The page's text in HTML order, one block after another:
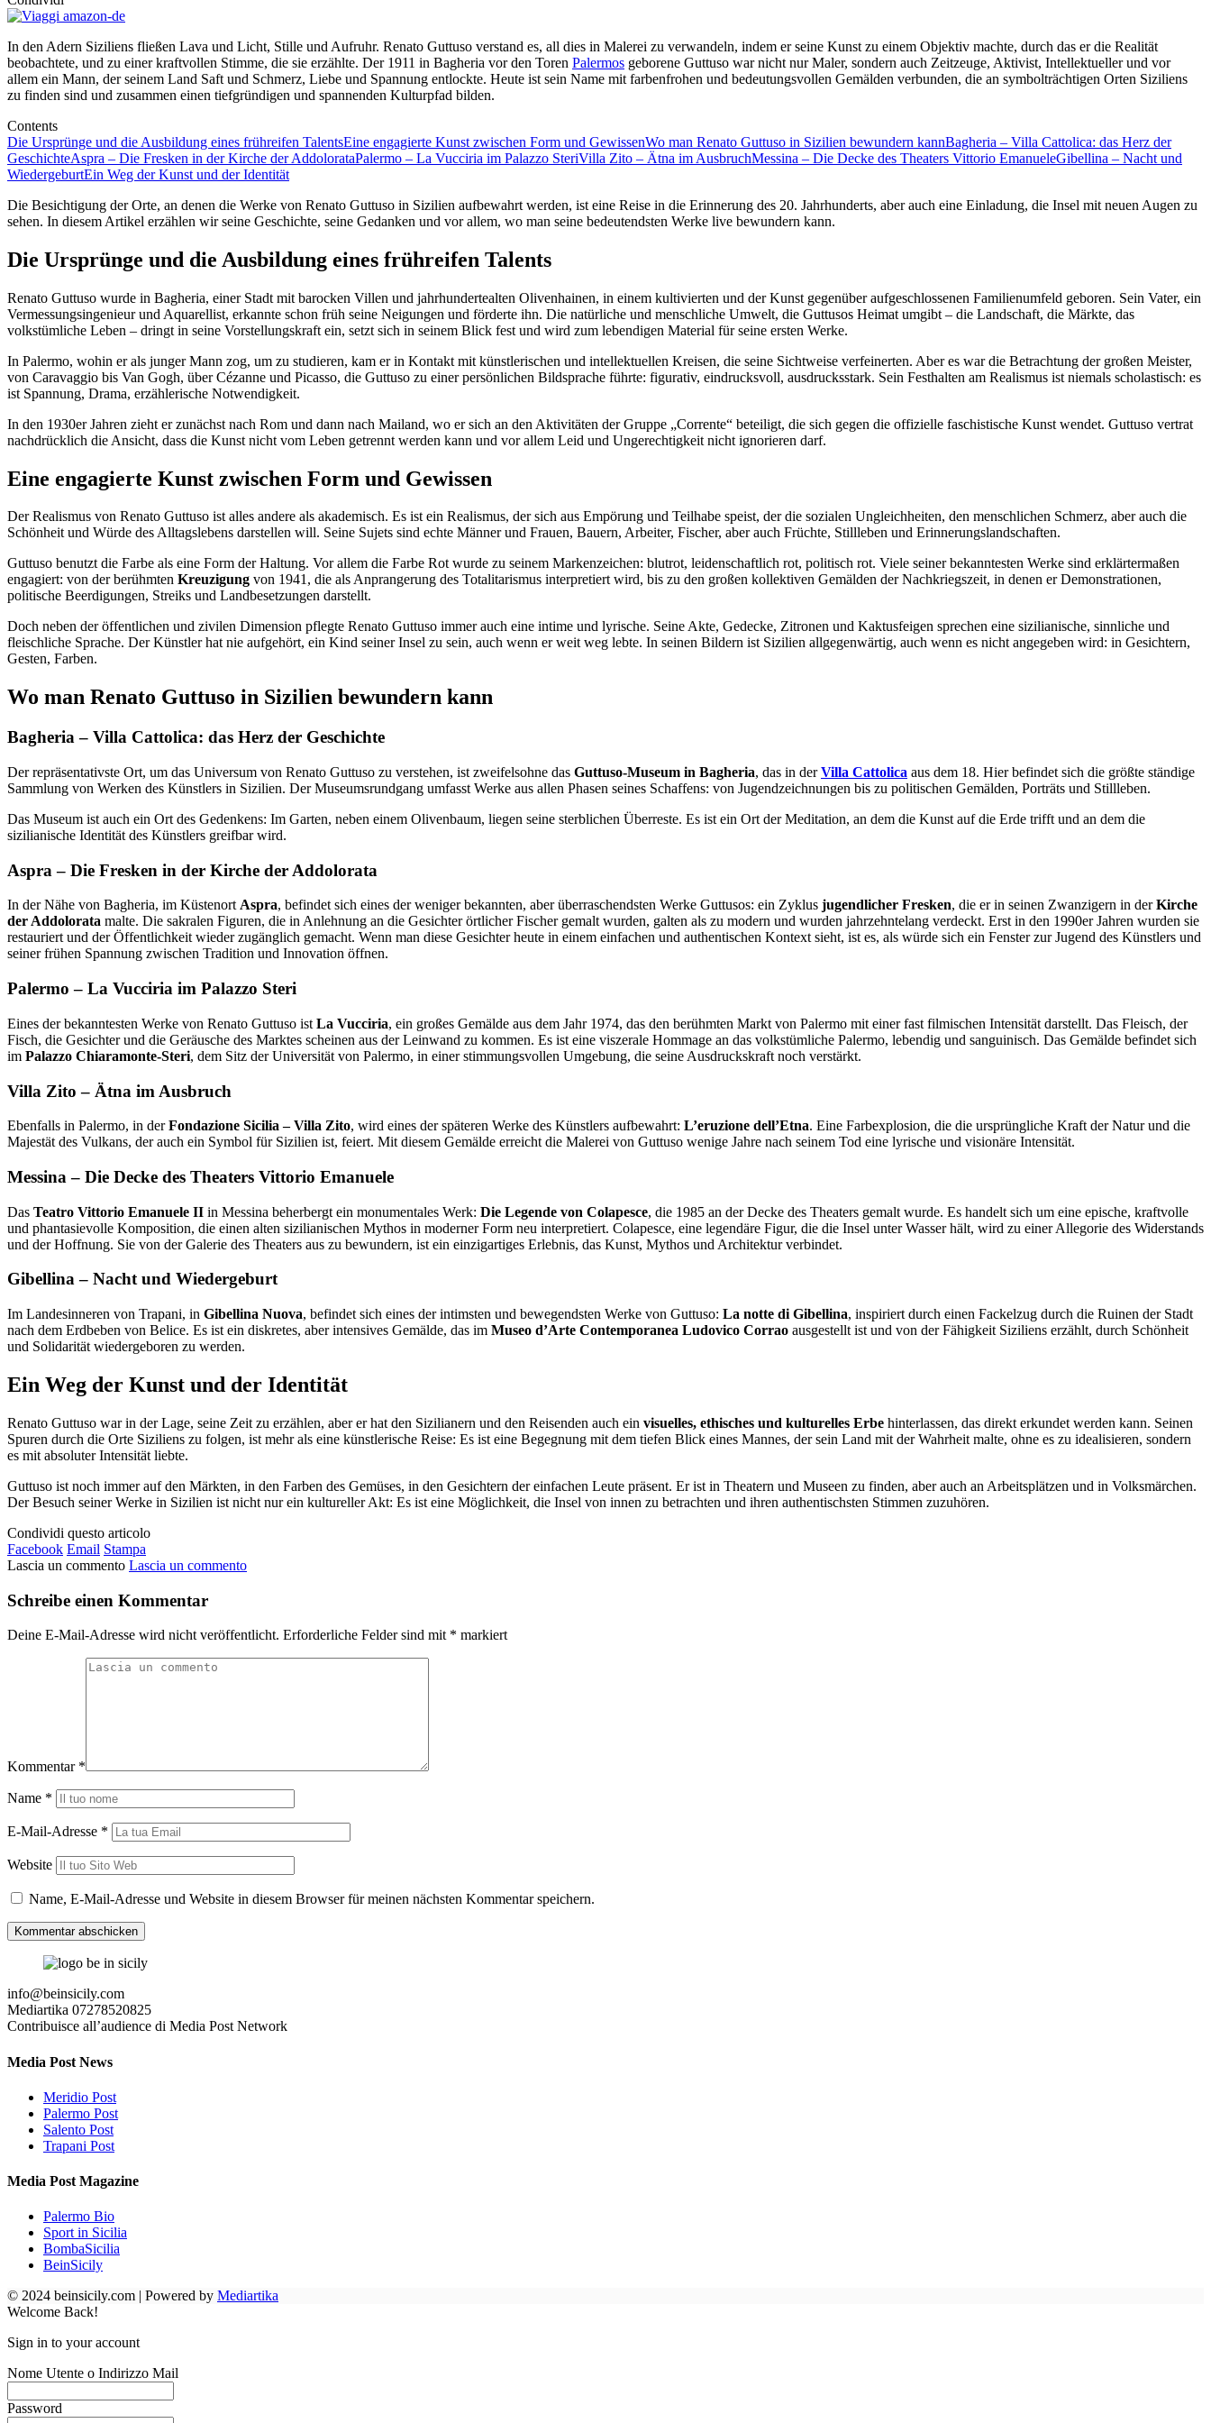
In den Adern Siziliens fließen Lava und Licht, Stille und Aufruhr. Renato Guttuso verstand es, all dies in Malerei zu verwandeln, indem er seine Kunst zu einem Objektiv machte, durch das er die Realität
beobachtete, und zu einer kraftvollen Stimme, die sie erzählte. Der 1911 in Bagheria vor den Toren Palermos geborene Guttuso war nicht nur Maler, sondern auch Zeitzeuge, Aktivist, Intellektueller und vor
allem ein Mann, der seinem Land Saft und Schmerz, Liebe und Spannung entlockte. Heute ist sein Name mit farbenfrohen und bedeutungsvollen Gemälden verbunden, die an symbolträchtigen Orten Siziliens
zu finden sind und zusammen einen tiefgründigen und spannenden Kulturpfad bilden.
Contents
Die Ursprünge und die Ausbildung eines frühreifen TalentsEine engagierte Kunst zwischen Form und GewissenWo man Renato Guttuso in Sizilien bewundern kannBagheria – Villa Cattolica: das Herz der
GeschichteAspra – Die Fresken in der Kirche der AddolorataPalermo – La Vucciria im Palazzo SteriVilla Zito – Ätna im AusbruchMessina – Die Decke des Theaters Vittorio EmanueleGibellina – Nacht und
WiedergeburtEin Weg der Kunst und der Identität
Die Besichtigung der Orte, an denen die Werke von Renato Guttuso in Sizilien aufbewahrt werden, ist eine Reise in die Erinnerung des 20. Jahrhunderts, aber auch eine Einladung, die Insel mit neuen Augen zu
sehen. In diesem Artikel erzählen wir seine Geschichte, seine Gedanken und vor allem, wo man seine bedeutendsten Werke live bewundern kann.
Die Ursprünge und die Ausbildung eines frühreifen Talents
Renato Guttuso wurde in Bagheria, einer Stadt mit barocken Villen und jahrhundertealten Olivenhainen, in einem kultivierten und der Kunst gegenüber aufgeschlossenen Familienumfeld geboren. Sein Vater, ein
Vermessungsingenieur und Aquarellist, erkannte schon früh seine Neigungen und förderte ihn. Die natürliche und menschliche Umwelt, die Guttusos Heimat umgibt – die Landschaft, die Märkte, das
volkstümliche Leben – dringt in seine Vorstellungskraft ein, setzt sich in seinem Blick fest und wird zum lebendigen Material für seine ersten Werke.
In Palermo, wohin er als junger Mann zog, um zu studieren, kam er in Kontakt mit künstlerischen und intellektuellen Kreisen, die seine Sichtweise verfeinerten. Aber es war die Betrachtung der großen Meister,
von Caravaggio bis Van Gogh, über Cézanne und Picasso, die Guttuso zu einer persönlichen Bildsprache führte: figurativ, eindrucksvoll, ausdrucksstark. Sein Festhalten am Realismus ist niemals scholastisch: es
ist Spannung, Drama, erzählerische Notwendigkeit.
In den 1930er Jahren zieht er zunächst nach Rom und dann nach Mailand, wo er sich an den Aktivitäten der Gruppe „Corrente“ beteiligt, die sich gegen die offizielle faschistische Kunst wendet. Guttuso vertrat
nachdrücklich die Ansicht, dass die Kunst nicht vom Leben getrennt werden kann und vor allem Leid und Ungerechtigkeit nicht ignorieren darf.
Eine engagierte Kunst zwischen Form und Gewissen
Der Realismus von Renato Guttuso ist alles andere als akademisch. Es ist ein Realismus, der sich aus Empörung und Teilhabe speist, der die sozialen Ungleichheiten, den menschlichen Schmerz, aber auch die
Schönheit und Würde des Alltagslebens darstellen will. Seine Sujets sind echte Männer und Frauen, Bauern, Arbeiter, Fischer, aber auch Früchte, Stillleben und Erinnerungslandschaften.
Guttuso benutzt die Farbe als eine Form der Haltung. Vor allem die Farbe Rot wurde zu seinem Markenzeichen: blutrot, leidenschaftlich rot, politisch rot. Viele seiner bekanntesten Werke sind erklärtermaßen
engagiert: von der berühmten Kreuzigung von 1941, die als Anprangerung des Totalitarismus interpretiert wird, bis zu den großen kollektiven Gemälden der Nachkriegszeit, in denen er Demonstrationen,
politische Beerdigungen, Streiks und Landbesetzungen darstellt.
Doch neben der öffentlichen und zivilen Dimension pflegte Renato Guttuso immer auch eine intime und lyrische. Seine Akte, Gedecke, Zitronen und Kaktusfeigen sprechen eine sizilianische, sinnliche und
fleischliche Sprache. Der Künstler hat nie aufgehört, ein Kind seiner Insel zu sein, auch wenn er weit weg lebte. In seinen Bildern ist Sizilien allgegenwärtig, auch wenn es nicht angegeben wird: in Gesichtern,
Gesten, Farben.
Wo man Renato Guttuso in Sizilien bewundern kann
Bagheria – Villa Cattolica: das Herz der Geschichte
Der repräsentativste Ort, um das Universum von Renato Guttuso zu verstehen, ist zweifelsohne das Guttuso-Museum in Bagheria, das in derVilla Cattolica aus dem 18. Hier befindet sich die größte ständige
Sammlung von Werken des Künstlers in Sizilien. Der Museumsrundgang umfasst Werke aus allen Phasen seines Schaffens: von Jugendzeichnungen bis zu politischen Gemälden, Porträts und Stillleben.
Das Museum ist auch ein Ort des Gedenkens: Im Garten, neben einem Olivenbaum, liegen seine sterblichen Überreste. Es ist ein Ort der Meditation, an dem die Kunst auf die Erde trifft und an dem die
sizilianische Identität des Künstlers greifbar wird.
Aspra – Die Fresken in der Kirche der Addolorata
In der Nähe von Bagheria, im KüstenortAspra, befindet sich eines der weniger bekannten, aber überraschendsten Werke Guttusos: ein Zyklus jugendlicher Fresken, die er in seinen Zwanzigern in derKirche
der Addolorata malte. Die sakralen Figuren, die in Anlehnung an die Gesichter örtlicher Fischer gemalt wurden, galten als zu modern und wurden jahrzehntelang verdeckt. Erst in den 1990er Jahren wurden sie
restauriert und der Öffentlichkeit wieder zugänglich gemacht. Wenn man diese Gesichter heute in einem einfachen und authentischen Kontext sieht, ist es, als würde sich ein Fenster zur Jugend des Künstlers und
seiner frühen Spannung zwischen Tradition und Innovation öffnen.
Palermo – La Vucciria im Palazzo Steri
Eines der bekanntesten Werke von Renato Guttuso ist La Vucciria, ein großes Gemälde aus dem Jahr 1974, das den berühmten Markt von Palermo mit einer fast filmischen Intensität darstellt. Das Fleisch, der
Fisch, die Gesichter und die Geräusche des Marktes scheinen aus der Leinwand zu kommen. Es ist eine viszerale Hommage an das volkstümliche Palermo, lebendig und sanguinisch. Das Gemälde befindet sich
im Palazzo Chiaramonte-Steri, dem Sitz der Universität von Palermo, in einer stimmungsvollen Umgebung, die seine Ausdruckskraft noch verstärkt.
Villa Zito – Ätna im Ausbruch
Ebenfalls in Palermo, in derFondazione Sicilia – Villa Zito, wird eines der späteren Werke des Künstlers aufbewahrt: L’eruzione dell’Etna. Eine Farbexplosion, die die ursprüngliche Kraft der Natur und die
Majestät des Vulkans, der auch ein Symbol für Sizilien ist, feiert. Mit diesem Gemälde erreicht die Malerei von Guttuso wenige Jahre nach seinem Tod eine lyrische und visionäre Intensität.
Messina – Die Decke des Theaters Vittorio Emanuele
Das Teatro Vittorio Emanuele II in Messina beherbergt ein monumentales Werk: Die Legende von Colapesce, die 1985 an der Decke des Theaters gemalt wurde. Es handelt sich um eine epische, kraftvolle
und phantasievolle Komposition, die einen alten sizilianischen Mythos in moderner Form neu interpretiert. Colapesce, eine legendäre Figur, die die Insel unter Wasser hält, wird zu einer Allegorie des Widerstands
und der Hoffnung. Sie von der Galerie des Theaters aus zu bewundern, ist ein einzigartiges Erlebnis, das Kunst, Mythos und Architektur verbindet.
Gibellina – Nacht und Wiedergeburt
Im Landesinneren von Trapani, in Gibellina Nuova, befindet sich eines der intimsten und bewegendsten Werke von Guttuso: La notte di Gibellina, inspiriert durch einen Fackelzug durch die Ruinen der Stadt
nach dem Erdbeben von Belice. Es ist ein diskretes, aber intensives Gemälde, das im Museo d’Arte Contemporanea Ludovico Corrao ausgestellt ist und von der Fähigkeit Siziliens erzählt, durch Schönheit
und Solidarität wiedergeboren zu werden.
Ein Weg der Kunst und der Identität
Renato Guttuso war in der Lage, seine Zeit zu erzählen, aber er hat den Sizilianern und den Reisenden auch ein visuelles, ethisches und kulturelles Erbe hinterlassen, das direkt erkundet werden kann. Seinen
Spuren durch die Orte Siziliens zu folgen, ist mehr als eine künstlerische Reise: Es ist eine Begegnung mit dem tiefen Blick eines Mannes, der sein Land mit der Wahrheit malte, ohne es zu idealisieren, sondern
es mit absoluter Intensität liebte.
Guttuso ist noch immer auf den Märkten, in den Farben des Gemüses, in den Gesichtern der einfachen Leute präsent. Er ist in Theatern und Museen zu finden, aber auch an Arbeitsplätzen und in Volksmärchen.
Der Besuch seiner Werke in Sizilien ist nicht nur ein kultureller Akt: Es ist eine Möglichkeit, die Insel von innen zu betrachten und ihren authentischsten Stimmen zuzuhören.
Condividi questo articolo
Facebook Email Stampa
Lascia un commento Lascia un commento
Schreibe einen Kommentar
Deine E-Mail-Adresse wird nicht veröffentlicht. Erforderliche Felder sind mit * markiert
Kommentar *
Name *
E-Mail-Adresse *
Website
Name, E-Mail-Adresse und Website in diesem Browser für meinen nächsten Kommentar speichern.
info@beinsicily.com
Mediartika 07278520825
Contribuisce all’audience di Media Post Network
Media Post News
Meridio Post
Palermo Post
Salento Post
Trapani Post
Media Post Magazine
Palermo Bio
Sport in Sicilia
BombaSicilia
BeinSicily
© 2024 beinsicily.com | Powered by Mediartika
Welcome Back!
Sign in to your account
Nome Utente o Indirizzo Mail
Password